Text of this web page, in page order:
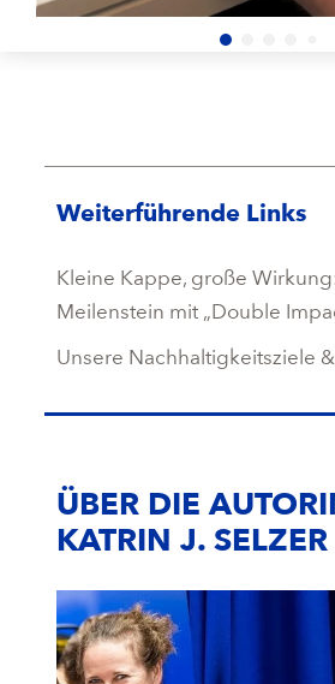
Weiterführende Links
Kleine Kappe, große
Meilenstein mit „Double
Unsere Nachhaltigkeitsziele
ÜBER DIE
KATRIN J. SELZER